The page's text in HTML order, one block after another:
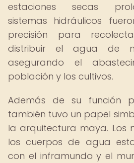
estaciones secas
sistemas hidráulicos
precisión para
distribuir el agua de
asegurando el
población y los cultivos.
Además de su función
también tuvo un papel
la arquitectura maya. Los
los cuerpos de agua
con el inframundo y el